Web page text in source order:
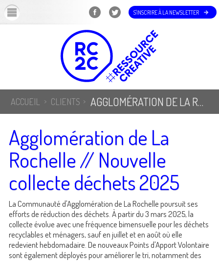
S'INSCRIRE À LA NEWSLETTER
ACCUEIL CLIENTS AGGLOMÉRATION DE LA ROCHELLE // NOUVELLE COLLECTE DÉCHETS 2025
Agglomération de La
Rochelle // Nouvelle
collecte déchets 2025
La Communauté d'Agglomération de La Rochelle poursuit ses
efforts de réduction des déchets. À partir du 3 mars 2025, la
collecte évolue avec une fréquence bimensuelle pour les déchets
recyclables et ménagers, sauf en juillet et en août où elle
redevient hebdomadaire. De nouveaux Points d'Apport Volontaire
sont également déployés pour améliorer le tri, notamment des